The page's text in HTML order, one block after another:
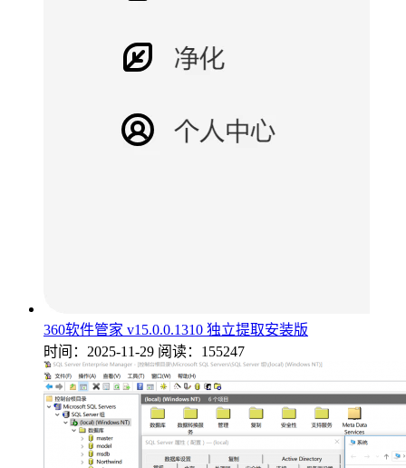
360软件管家 v15.0.0.1310 独立提取安装版
时间：2025-11-29 阅读：155247